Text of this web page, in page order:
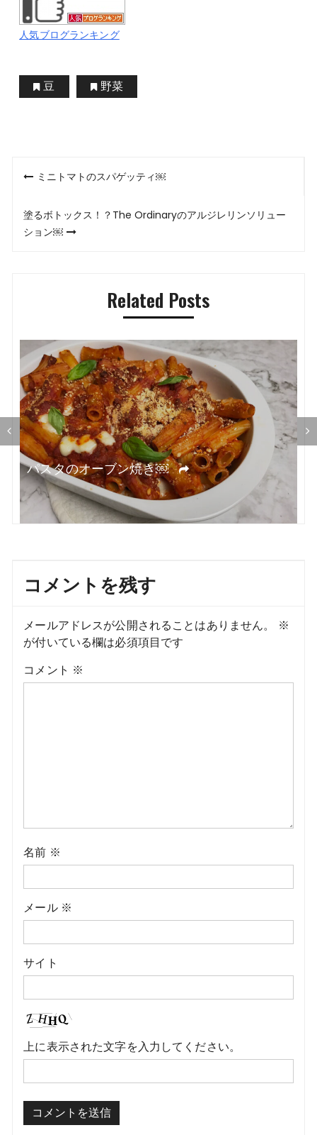
人気ブログランキング
豆 野菜
投
ナ
シ
ョ
ン
ミニトマトのスパゲッティ￼
塗るボトックス！？The Ordinaryのアルジレリンソリュー
ション￼
Related Posts
パスタのオーブン焼き￼
コメントを残す
メールアドレスが公開されることはありません。
※
が付いている欄は必須項目です
コメント ※
名前 ※
メール ※
サイト
上に表示された文字を入力してください。